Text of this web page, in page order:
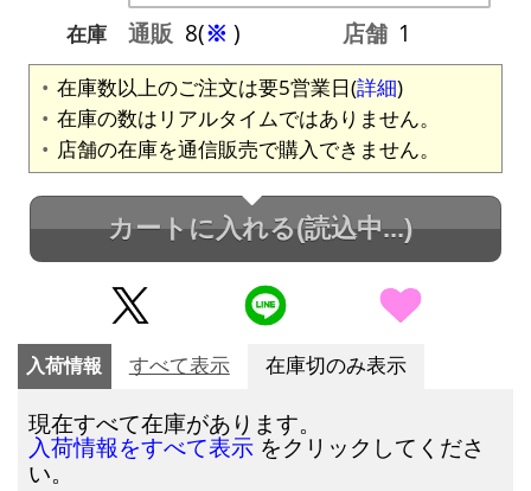
在庫
通販 8(※ ) 店舗 1
在庫数以上のご注文は要5営業日(詳細)
在庫の数はリアルタイムではありません。
店舗の在庫を通信販売で購入できません。
カートに入れる(読込中...)
入荷情報 すべて表示 在庫切のみ表示
現在すべて在庫があります。
入荷情報をすべて表示 をクリックしてくださ
い。